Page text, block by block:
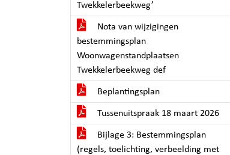
Twekkelerbeekweg’
Nota van wijzigingen
bestemmingsplan
Woonwagenstandplaatsen
Twekkelerbeekweg def
Beplantingsplan
Tussenuitspraak 18 maart 2026
Bijlage 3: Bestemmingsplan
(regels, toelichting, verbeelding met